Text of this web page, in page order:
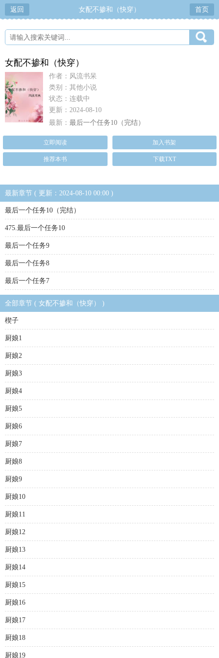
返回 女配不掺和（快穿） 首页
女配不掺和（快穿）
作者：风流书呆
类别：其他小说
状态：连载中
更新：2024-08-10
最新： 最后一个任务10（完结）
立即阅读 加入书架
推荐本书 下载TXT
最新章节 ( 更新：2024-08-10 00:00 )
最后一个任务10（完结）
475.最后一个任务10
最后一个任务9
最后一个任务8
最后一个任务7
全部章节 ( 女配不掺和（快穿） )
楔子
厨娘1
厨娘2
厨娘3
厨娘4
厨娘5
厨娘6
厨娘7
厨娘8
厨娘9
厨娘10
厨娘11
厨娘12
厨娘13
厨娘14
厨娘15
厨娘16
厨娘17
厨娘18
厨娘19